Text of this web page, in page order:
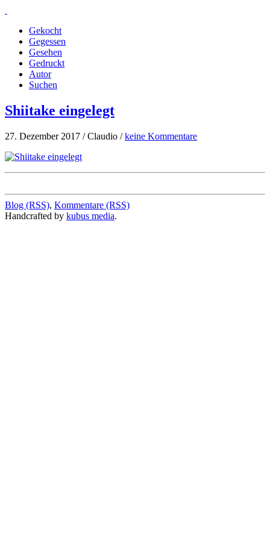
Gekocht
Gegessen
Gesehen
Gedruckt
Autor
Suchen
Shiitake eingelegt
27. Dezember 2017 / Claudio /keine Kommentare
Blog (RSS), Kommentare (RSS)
Handcrafted by kubus media.